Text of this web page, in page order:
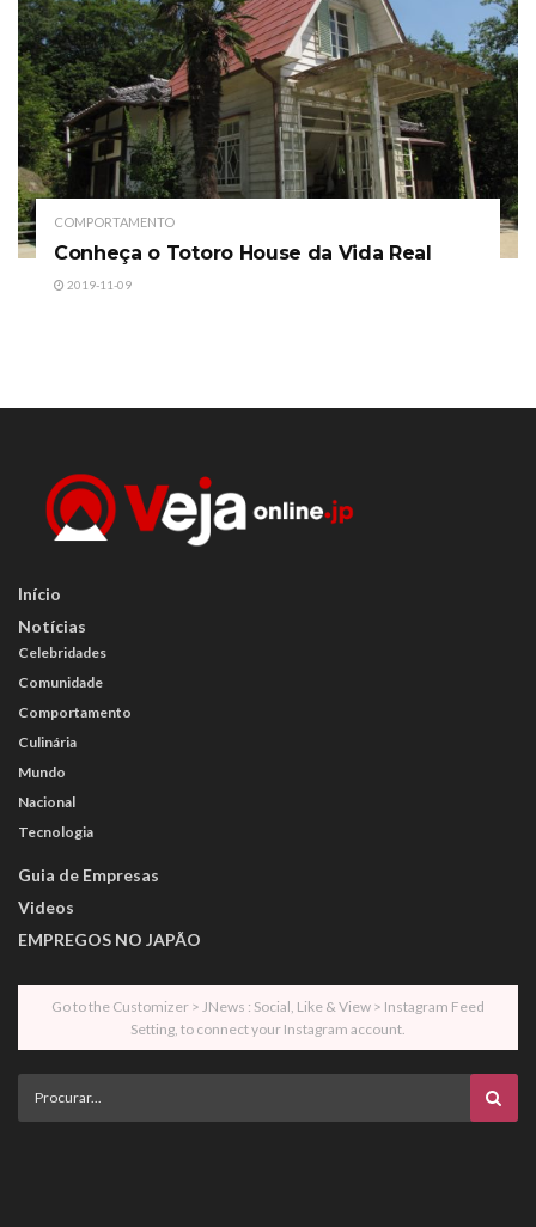
COMPORTAMENTO
Conheça o Totoro House da Vida Real
2019-11-09
Início
Notícias
Celebridades
Comunidade
Comportamento
Culinária
Mundo
Nacional
Tecnologia
Guia de Empresas
Videos
EMPREGOS NO JAPÃO
Go to the Customizer > JNews : Social, Like & View > Instagram Feed
Setting, to connect your Instagram account.